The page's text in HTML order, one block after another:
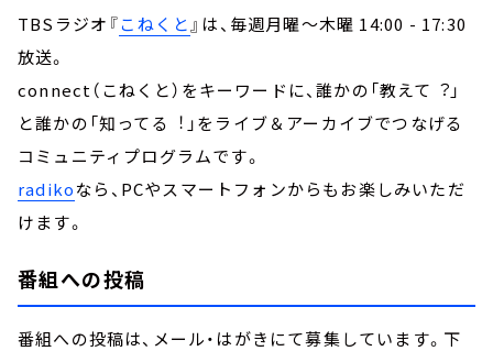
TBSラジオ『こねくと 』は、毎週月曜～木曜 14:00 - 17:30
放送。
connect（こねくと）をキーワードに、誰かの「教えて︖」
と誰かの「知ってる︕」をライブ＆アーカイブでつなげる
コミュニティプログラムです。
radikoなら、PCやスマートフォンからもお楽しみいただ
けます。
番組への投稿
番組への投稿は、メール・はがきにて募集しています。下